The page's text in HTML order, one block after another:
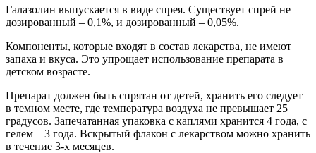
Галазолин выпускается в виде спрея. Существует спрей не
дозированный – 0,1%, и дозированный – 0,05%.
Компоненты, которые входят в состав лекарства, не имеют
запаха и вкуса. Это упрощает использование препарата в
детском возрасте.
Препарат должен быть спрятан от детей, хранить его следует
в темном месте, где температура воздуха не превышает 25
градусов. Запечатанная упаковка с каплями хранится 4 года, с
гелем – 3 года. Вскрытый флакон с лекарством можно хранить
в течение 3-х месяцев.